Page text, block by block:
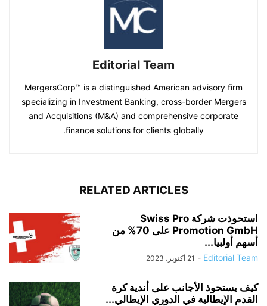
Editorial Team
MergersCorp™ is a distinguished American advisory firm
specializing in Investment Banking, cross-border Mergers
and Acquisitions (M&A) and comprehensive corporate
finance solutions for clients globally.
RELATED ARTICLES
استحوذت شركة Swiss Pro
Promotion GmbH على 70% من
أسهم أولبيا...
Editorial Team
- 21 أكتوبر، 2023
كيف يستحوذ الأجانب على أندية كرة
القدم الإيطالية في الدوري الإيطالي...